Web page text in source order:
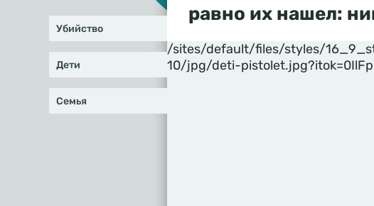
равно их нашел:
/sites/default/files/styles/
10/jpg/deti-
Убийство
Дети
Семья